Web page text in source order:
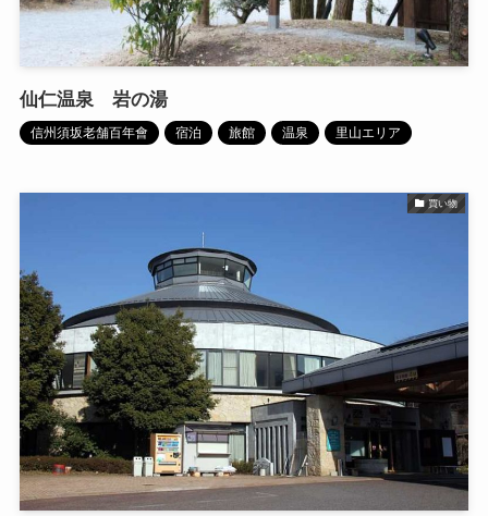
仙仁温泉 岩の湯
信州須坂老舗百年會 宿泊 旅館 温泉 里山エリア
買い物